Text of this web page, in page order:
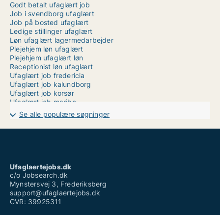
Godt betalt ufaglært job
Job i svendborg ufaglært
Job på bosted ufaglært
Ledige stillinger ufaglært
Løn ufaglært lagermedarbejder
Plejehjem løn ufaglært
Plejehjem ufaglært løn
Receptionist løn ufaglært
Ufaglært job fredericia
Ufaglært job kalundborg
Ufaglært job korsør
Ufaglært job maribo
Ufaglært job sønderjylland
Ufaglært job vordingborg
Ufaglært køkkenmedhjælper løn
Ufaglært servicemedarbejder løn
Ufaglært vinduespudser løn
Se alle populære søgninger
Ufaglaertejobs.dk
c/o Jobsearch.dk
Mynstersvej 3, Frederiksberg
support@ufaglaertejobs.dk
CVR: 39925311